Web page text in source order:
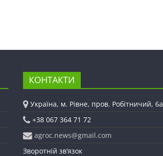
КОНТАКТИ
Україна, м. Рівне, пров. Робітничий, 6а
+38 067 364 71 72
agroc.news@gmail.com
Зворотній зв’язок